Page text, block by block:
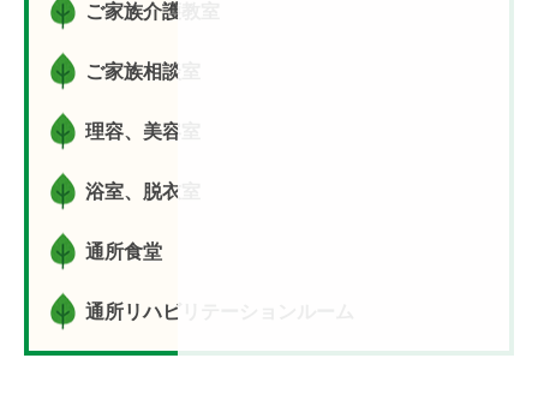
ご家族介護教室
ご家族相談室
理容、美容室
浴室、脱衣室
通所食堂
通所リハビリテーションルーム